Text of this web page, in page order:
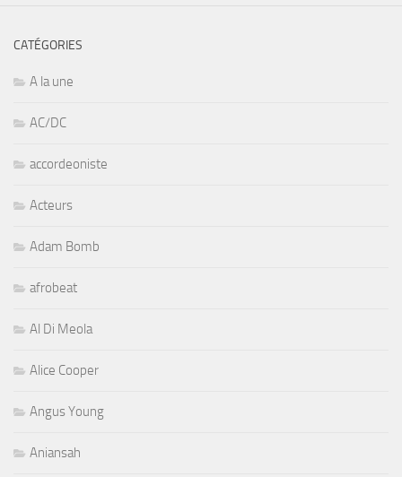
CATÉGORIES
A la une
AC/DC
accordeoniste
Acteurs
Adam Bomb
afrobeat
Al Di Meola
Alice Cooper
Angus Young
Aniansah